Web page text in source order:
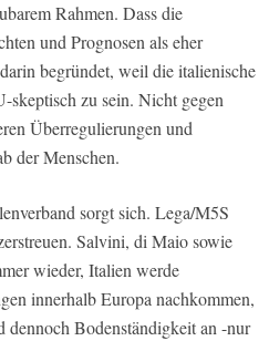
Rahmen. Dass die
und Prognosen als eher
begründet, weil die italienische
zu sein. Nicht gegen
Überregulierungen und
der Menschen.
sorgt sich. Lega/M5S
Salvini, di Maio sowie
wieder, Italien werde
innerhalb Europa nachkommen,
dennoch Bodenständigkeit an -nur